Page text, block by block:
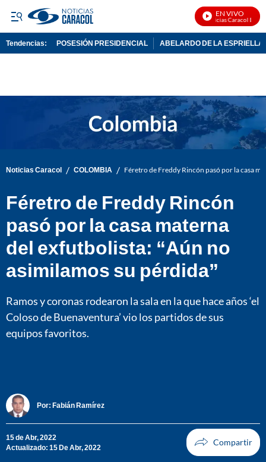
EN VIVO
Noticias Caracol En Vivo
Tendencias: POSESIÓN PRESIDENCIAL ABELARDO DE LA ESPRIELLA
Noticias Caracol / COLOMBIA / Féretro de Freddy Rincón pasó por la casa
Féretro de Freddy Rincón
pasó por la casa materna
del exfutbolista: “Aún no
asimilamos su pérdida”
Ramos y coronas rodearon la sala en la que hace años ‘el
Coloso de Buenaventura’ vio los partidos de sus
equipos favoritos.
Por: Fabián Ramírez
15 de Abr, 2022
Actualizado: 15 De Abr, 2022